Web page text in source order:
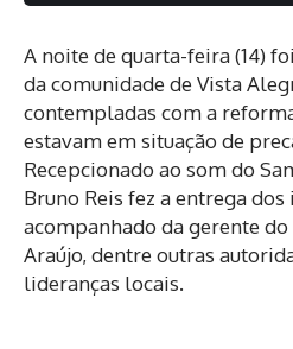
A noite de quarta-feira (14)
da comunidade de Vista
contempladas com a
estavam em situação de
Recepcionado ao som do
Bruno Reis fez a entrega
acompanhado da gerente
Araújo, dentre outras
lideranças locais.